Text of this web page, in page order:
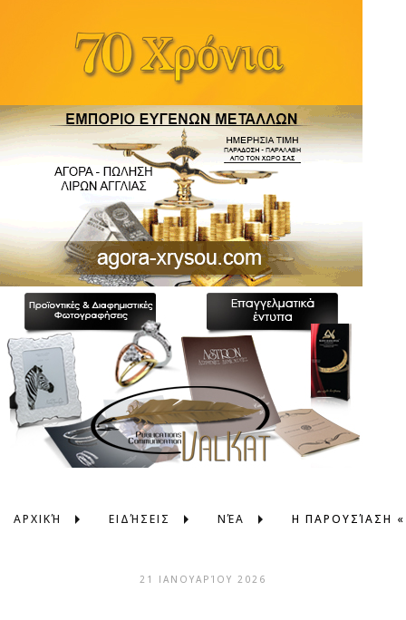
ΑΡΧΙΚΉ ΕΙΔΉΣΕΙΣ ΝΈΑ
21 ΙΑΝΟΥΑΡΊΟΥ 2026